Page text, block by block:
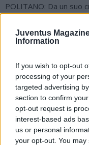
Juventus
Information
If you wish to opt-out
processing of your
targeted advertising
section to confirm
opt-out request is
interest-based ads
us or personal
your opt-out. You
POLITANO: Da un suo
Szczesny e gol di
segna il gol del
OSIMHEN: Sblocca il
raddoppio di Kvara,
segna poi la doppietta